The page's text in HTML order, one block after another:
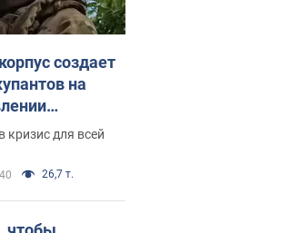
создает
на
как это
кризис для всей
26,7 т.